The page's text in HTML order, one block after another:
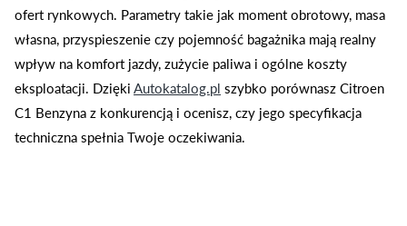
ofert rynkowych. Parametry takie jak moment obrotowy, masa
własna, przyspieszenie czy pojemność bagażnika mają realny
wpływ na komfort jazdy, zużycie paliwa i ogólne koszty
eksploatacji. DziękiAutokatalog.pl szybko porównasz Citroen
C1 Benzyna z konkurencją i ocenisz, czy jego specyfikacja
techniczna spełnia Twoje oczekiwania.